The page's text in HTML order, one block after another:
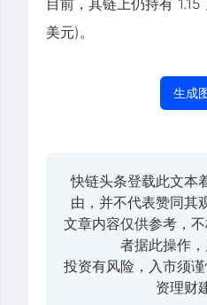
目前，其链上仍持有
美元)。
生成
快链头条登载此文本
由，并不代表赞同其
文章内容仅供参考，
者据此操作，
投资有风险，入市须
资理财